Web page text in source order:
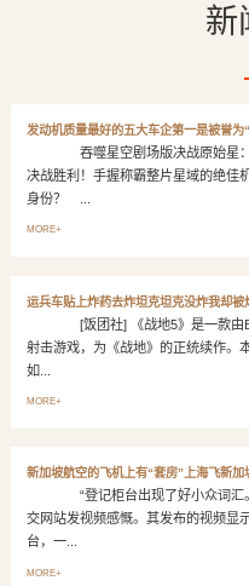
新
发动机质量最好的五大车企第一是被誉为
吞噬星空剧场版决战原始星：
决战胜利！手握称霸整片星域的绝佳
身份？ ...
MORE+
运兵车贴上炸药去炸坦克坦克没炸我却被
[饭团社] 《战地5》是一款由EA
射击游戏，为《战地》的正统续作。
如...
MORE+
新加坡航空的飞机上有“套房”上海飞新加
“登记柜台出现了好小众词汇。
交网站发视频感慨。其发布的视频显
台，一...
MORE+